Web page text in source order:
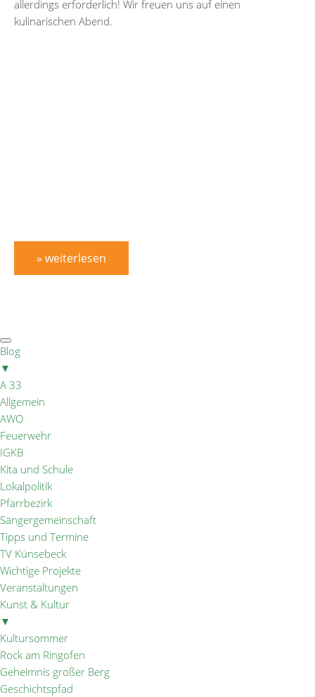
allerdings erforderlich! Wir freuen uns auf einen
kulinarischen Abend.
» weiterlesen
Blog
▼
A 33
Allgemein
AWO
Feuerwehr
IGKB
Kita und Schule
Lokalpolitik
Pfarrbezirk
Sängergemeinschaft
Tipps und Termine
TV Künsebeck
Wichtige Projekte
Veranstaltungen
Kunst & Kultur
▼
Kultursommer
Rock am Ringofen
Geheimnis großer Berg
Geschichtspfad